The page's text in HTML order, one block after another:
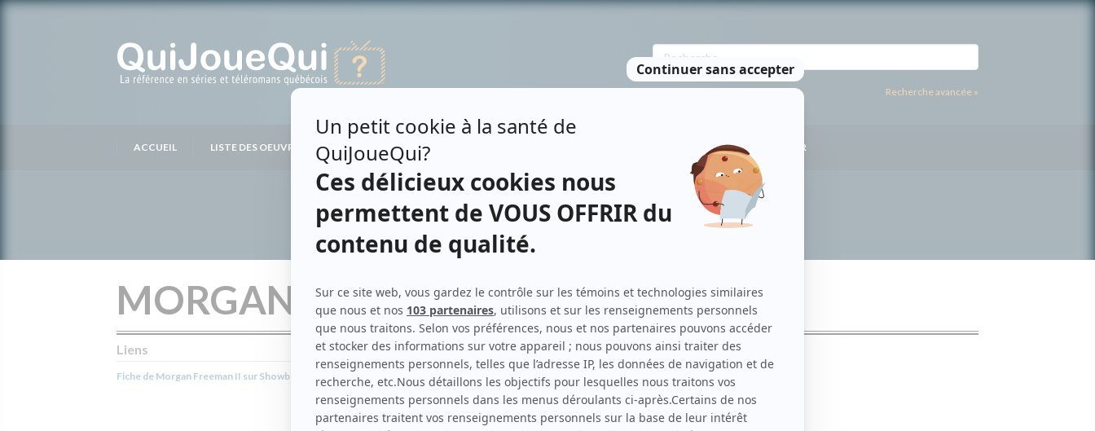
Recherche avancée »
ACCUEIL LISTE DES OEUVRES LISTE DES PERSONNES NOUS CONTACTER
MORGAN FREEMAN II
Liens
Fiche de Morgan Freeman II sur Showbizz.net
Personnages
Le dernier chapitre : La vengeance( Jonathan Durelle)
Le dernier chapitre(Jonathan Durelle)